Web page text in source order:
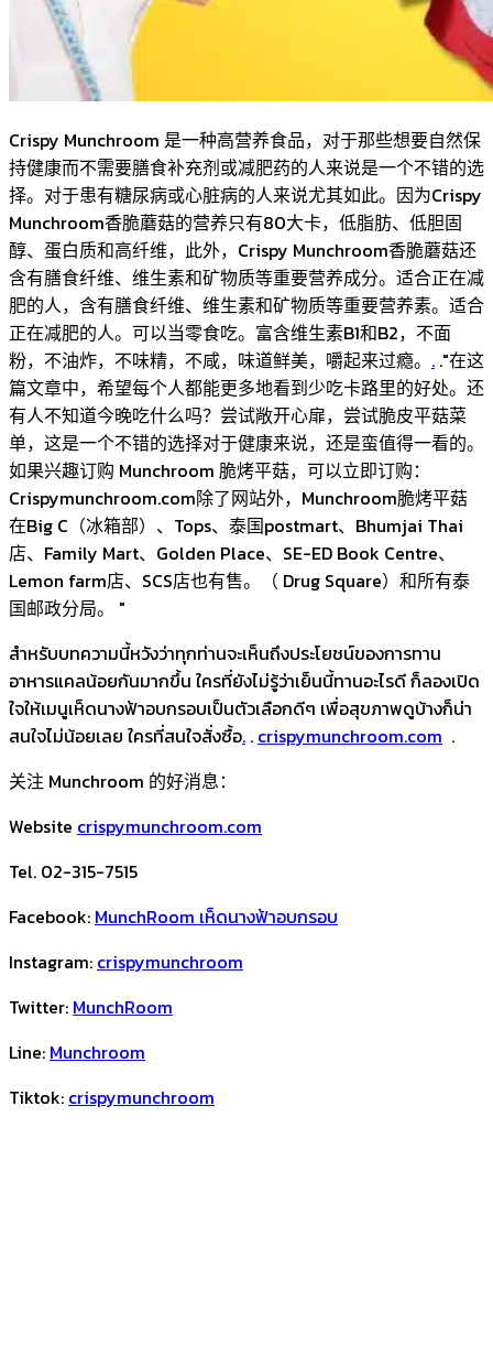
Crispy Munchroom 是一种高营养食品，对于那些想要自然保
持健康而不需要膳食补充剂或减肥药的人来说是一个不错的选
择。对于患有糖尿病或心脏病的人来说尤其如此。因为Crispy
Munchroom香脆蘑菇的营养只有80大卡，低脂肪、低胆固
醇、蛋白质和高纤维，此外，Crispy Munchroom香脆蘑菇还
含有膳食纤维、维生素和矿物质等重要营养成分。适合正在减
肥的人，含有膳食纤维、维生素和矿物质等重要营养素。适合
正在减肥的人。可以当零食吃。富含维生素B1和B2，不面
粉，不油炸，不味精，不咸，味道鲜美，嚼起来过瘾。 . ."在这
篇文章中，希望每个人都能更多地看到少吃卡路里的好处。还
有人不知道今晚吃什么吗？尝试敞开心扉，尝试脆皮平菇菜
单，这是一个不错的选择对于健康来说，还是蛮值得一看的。
如果兴趣订购 Munchroom 脆烤平菇，可以立即订购：
Crispymunchroom.com除了网站外，Munchroom脆烤平菇
在Big C（冰箱部）、Tops、泰国postmart、Bhumjai Thai
店、Family Mart、Golden Place、SE-ED Book Centre、
Lemon farm店、SCS店也有售。（ Drug Square）和所有泰
国邮政分局。 "
สำหรับบทความนี้หวังว่าทุกท่านจะเห็นถึงประโยชน์ของการทาน
อาหารแคลน้อยกันมากขึ้น ใครที่ยังไม่รู้ว่าเย็นนี้ทานอะไรดี ก็ลองเปิด
ใจให้เมนูเห็ดนางฟ้าอบกรอบเป็นตัวเลือกดีๆ เพื่อสุขภาพดูบ้างก็น่า
สนใจไม่น้อยเลย ใครที่สนใจสั่งซื้อ. . crispymunchroom.com .
关注 Munchroom 的好消息：
Website crispymunchroom.com
Tel. 02-315-7515
Facebook: MunchRoom เห็ดนางฟ้าอบกรอบ
Instagram: crispymunchroom
Twitter: MunchRoom
Line: Munchroom
Tiktok: crispymunchroom